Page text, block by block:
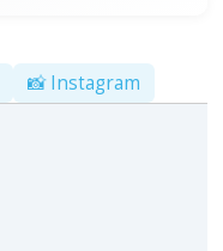
📸 Instagram